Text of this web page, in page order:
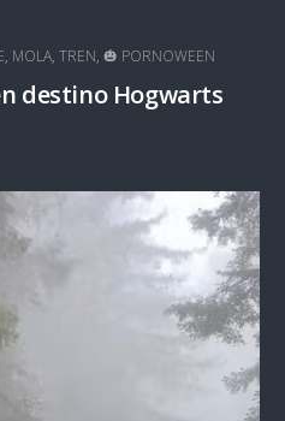
, MOLA, TREN, 🎃 PORNOWEEN
destino Hogwarts